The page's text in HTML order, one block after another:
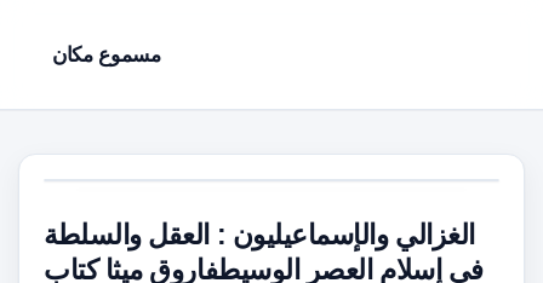
مسموع مكان
الغزالي والإسماعيليون : العقل والسلطة
في إسلام العصر الوسيطفاروق ميثا كتاب